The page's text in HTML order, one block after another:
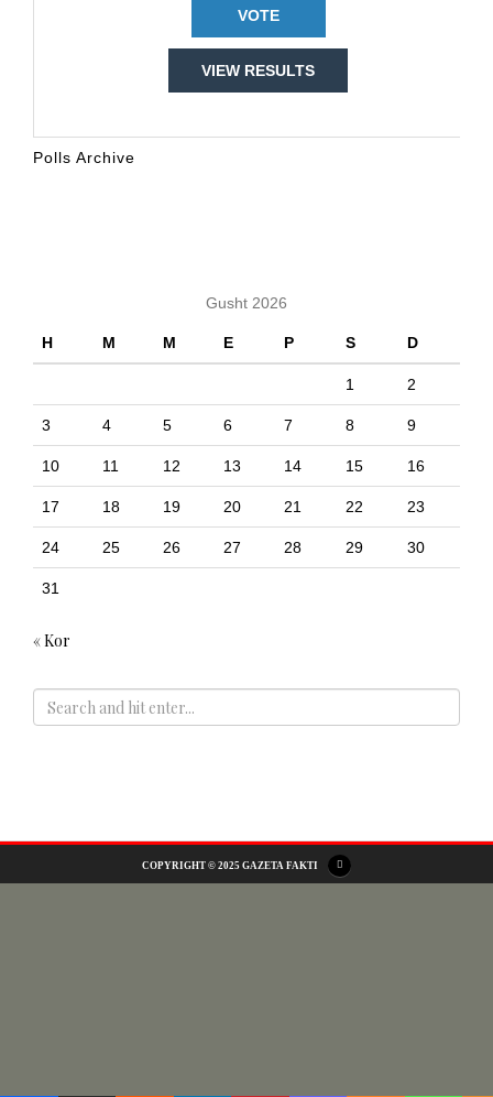
VIEW RESULTS
Polls Archive
Gusht 2026
H M M E P S D
1 2
3 4 5 6 7 8 9
10 11 12 13 14 15 16
17 18 19 20 21 22 23
24 25 26 27 28 29 30
31
« Kor
COPYRIGHT © 2025 GAZETA FAKTI